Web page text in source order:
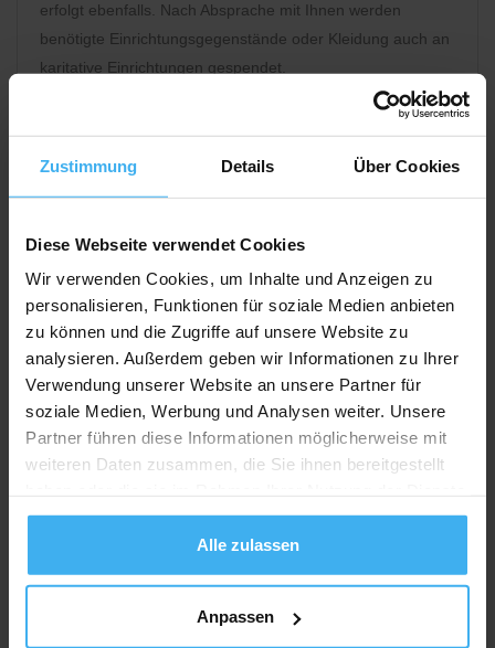
Zustimmung Details Über Cookies
Diese Webseite verwendet Cookies
Wir verwenden Cookies, um Inhalte und Anzeigen zu
personalisieren, Funktionen für soziale Medien anbieten
zu können und die Zugriffe auf unsere Website zu
analysieren. Außerdem geben wir Informationen zu Ihrer
Verwendung unserer Website an unsere Partner für
soziale Medien, Werbung und Analysen weiter. Unsere
Partner führen diese Informationen möglicherweise mit
weiteren Daten zusammen, die Sie ihnen bereitgestellt
gesammelt haben.
Alle zulassen
Anpassen
erfolgt ebenfalls. Nach Absprache mit Ihnen werden
benötigte Einrichtungsgegenstände oder Kleidung auch an
karitative Einrichtungen gespendet.
Bewerten Sie uns
Recycling Point